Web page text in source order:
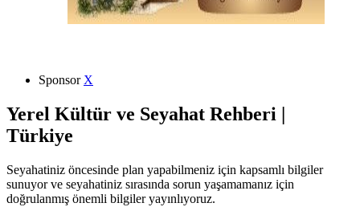
SponsorX
Yerel Kültür ve Seyahat Rehberi |
Türkiye
Seyahatiniz öncesinde plan yapabilmeniz için kapsamlı bilgiler
sunuyor ve seyahatiniz sırasında sorun yaşamamanız için
doğrulanmış önemli bilgiler yayınlıyoruz.